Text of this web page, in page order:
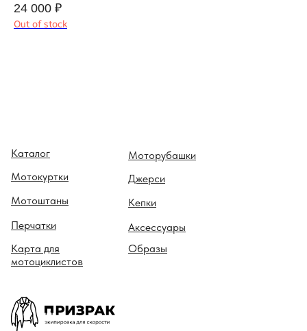
24 000 ₽
Out of stock
Каталог
Мотокуртки
Мотоштаны
Перчатки
Карта для
мотоциклистов
Моторубашки
Образы
Джерси
Кепки
Аксессуары